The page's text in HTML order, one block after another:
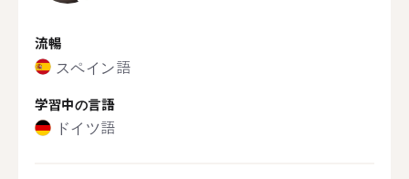
流暢
スペイン語
学習中の言語
ドイツ語